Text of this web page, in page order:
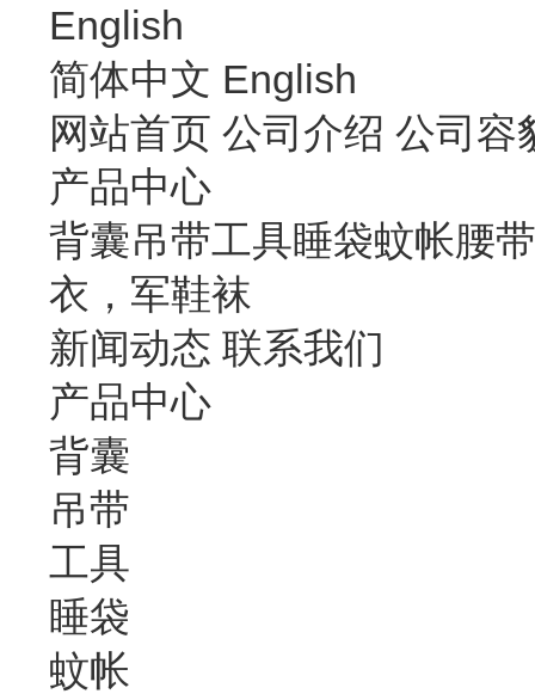
English
简体中文 English
网站首页 公司介绍 公司容
产品中心
背囊吊带工具睡袋蚊帐腰带
衣，军鞋袜
新闻动态 联系我们
产品中心
背囊
吊带
工具
睡袋
蚊帐